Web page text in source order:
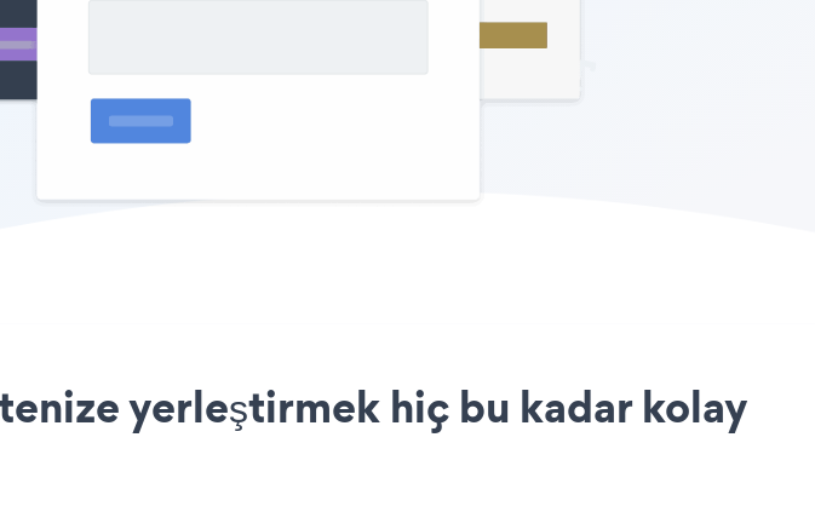
yerleştirmek hiç bu kadar kolay